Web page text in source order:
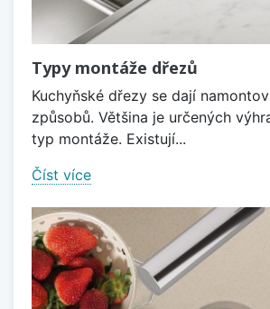
Typy montáže dřezů
Kuchyňské dřezy se dají
způsobů. Většina je určených
typ montáže. Existují...
Číst více